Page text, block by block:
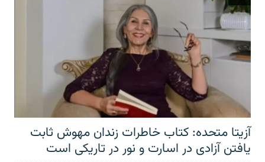
آزیتا متحده: کتاب خاطرات زندان مهوش ثابت
یافتن آزادی در اسارت و نور در تاریکی است